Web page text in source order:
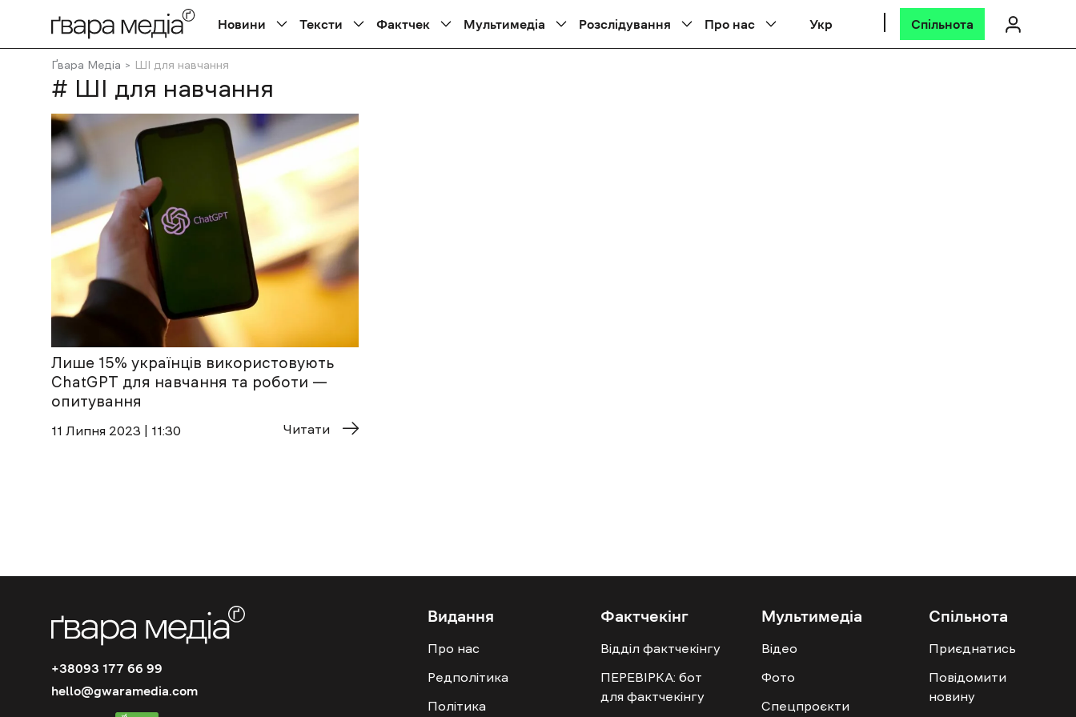
Новини Тексти Фактчек Мультимедіа Розслідування Про нас Укр Спільнота
Ґвара Медіа ШІ для навчання
# ШІ для навчання
Лише 15% українців використовують
ChatGPT для навчання та роботи —
опитування
11 Липня 2023 | 11:30 Читати
+38093 177 66 99
hello@gwaramedia.com
Видання
Про нас
Редполітика
Політика
Фактчекінг
Відділ фактчекінгу
ПЕРЕВІРКА: бот
для фактчекінгу
Мультимедіа
Відео
Фото
Спецпроєкти
Спільнота
Приєднатись
Повідомити
новину